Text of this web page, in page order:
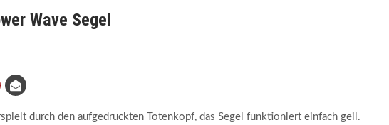
Wave Segel
durch den aufgedruckten Totenkopf, das Segel funktioniert einfach geil.